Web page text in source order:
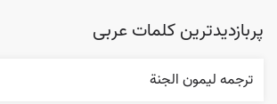
پربازدیدترین کلمات عربی
ترجمه ليمون الجنة